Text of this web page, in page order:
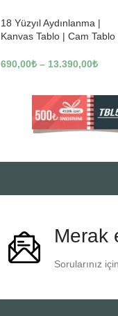
18 Yüzyıl Aydınlanma |
Kanvas Tablo | Cam Tablo
690,00₺ – 13.390,00₺
Merak
Sorularınız